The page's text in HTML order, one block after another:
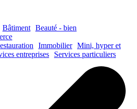
Bâtiment Beauté - bien
Immobilier Mini, hyper et
entreprises Services particuliers